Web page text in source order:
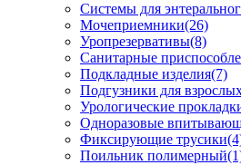
Системы для
Мочеприемники(26)
Уропрезервативы(8)
Санитарные
Подкладные изделия(7)
Подгузники для
Урологические
Одноразовые
Фиксирующие трусики
Поильник полимерный